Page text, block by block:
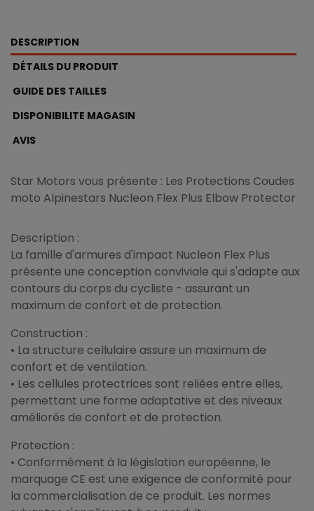
DESCRIPTION
DÉTAILS DU PRODUIT
GUIDE DES TAILLES
DISPONIBILITE MAGASIN
AVIS
Star Motors vous présente : Les Protections Coudes
moto Alpinestars Nucleon Flex Plus Elbow Protector
Description :
La famille d'armures d'impact Nucleon Flex Plus
présente une conception conviviale qui s'adapte aux
contours du corps du cycliste - assurant un
maximum de confort et de protection.
Construction :
• La structure cellulaire assure un maximum de
confort et de ventilation.
• Les cellules protectrices sont reliées entre elles,
permettant une forme adaptative et des niveaux
améliorés de confort et de protection.
Protection :
• Conformément à la législation européenne, le
marquage CE est une exigence de conformité pour
la commercialisation de ce produit. Les normes